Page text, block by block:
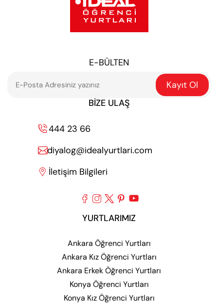
E-BÜLTEN
Kayıt Ol
BIZE ULAŞ
444 23 66
diyalog@idealyurtlari.com
 İletişim Bilgileri
    
YURTLARIMIZ
Ankara Öğrenci Yurtları
Ankara Kız Öğrenci Yurtları
Ankara Erkek Öğrenci Yurtları
Konya Öğrenci Yurtları
Konya Kız Öğrenci Yurtları